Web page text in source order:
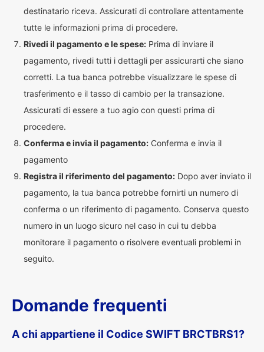
destinatario riceva. Assicurati di controllare attentamente
tutte le informazioni prima di procedere.
Rivedi il pagamento e le spese: Prima di inviare il
pagamento, rivedi tutti i dettagli per assicurarti che siano
corretti. La tua banca potrebbe visualizzare le spese di
trasferimento e il tasso di cambio per la transazione.
Assicurati di essere a tuo agio con questi prima di
procedere.
Conferma e invia il pagamento: Conferma e invia il
pagamento
Registra il riferimento del pagamento: Dopo aver inviato il
pagamento, la tua banca potrebbe fornirti un numero di
conferma o un riferimento di pagamento. Conserva questo
numero in un luogo sicuro nel caso in cui tu debba
monitorare il pagamento o risolvere eventuali problemi in
seguito.
Domande frequenti
A chi appartiene il Codice SWIFT BRCTBRS1?